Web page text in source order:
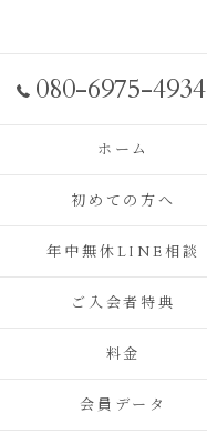
080-6975-4934
ホーム
初めての方へ
年中無休LINE相談
ご入会者特典
料金
会員データ